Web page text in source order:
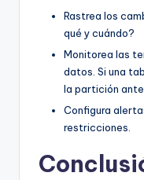
Rastrea los
qué y cuándo?
Monitorea las
datos. Si una
la partición
Configura
restricciones.